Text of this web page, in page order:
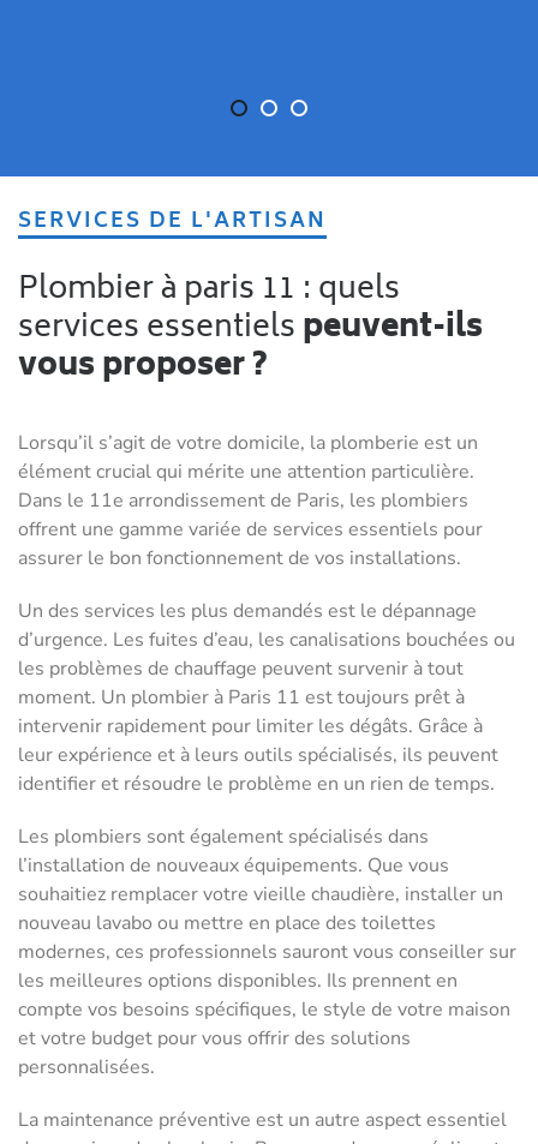
SERVICES DE L'ARTISAN
Plombier à paris 11 : quels
services essentielspeuvent-ils
vous proposer ?
Lorsqu’il s’agit de votre domicile, la plomberie est un
élément crucial qui mérite une attention particulière.
Dans le 11e arrondissement de Paris, les plombiers
offrent une gamme variée de services essentiels pour
assurer le bon fonctionnement de vos installations.
Un des services les plus demandés est le dépannage
d’urgence. Les fuites d’eau, les canalisations bouchées ou
les problèmes de chauffage peuvent survenir à tout
moment. Un plombier à Paris 11 est toujours prêt à
intervenir rapidement pour limiter les dégâts. Grâce à
leur expérience et à leurs outils spécialisés, ils peuvent
identifier et résoudre le problème en un rien de temps.
Les plombiers sont également spécialisés dans
l’installation de nouveaux équipements. Que vous
souhaitiez remplacer votre vieille chaudière, installer un
nouveau lavabo ou mettre en place des toilettes
modernes, ces professionnels sauront vous conseiller sur
les meilleures options disponibles. Ils prennent en
compte vos besoins spécifiques, le style de votre maison
et votre budget pour vous offrir des solutions
personnalisées.
La maintenance préventive est un autre aspect essentiel